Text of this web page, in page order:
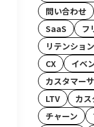
問い合わせ
SaaS
フ
リテンション
CX
イベ
カスタマー
LTV
カ
チャーン